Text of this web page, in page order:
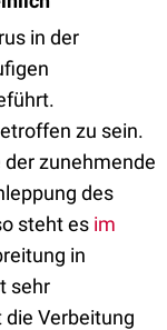
in der
zu sein.
zunehmende
des
steht es im
in
sehr
Verbeitung